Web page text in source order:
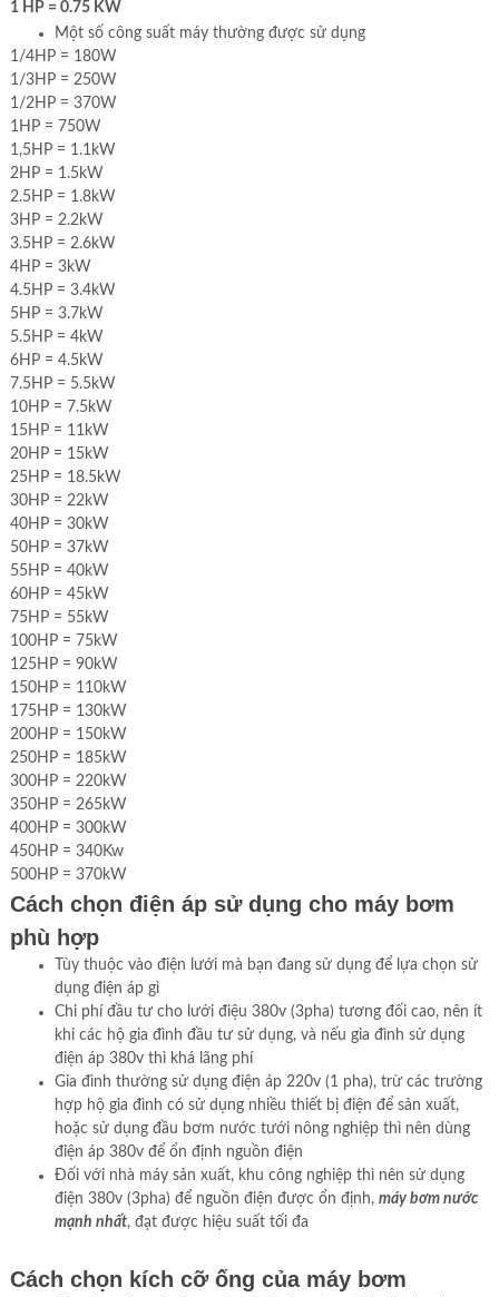
1 HP = 0.75 KW
Một số công suất máy thường được sử dụng
1/4HP = 180W
1/3HP = 250W
1/2HP = 370W
1HP = 750W
1,5HP = 1.1kW
2HP = 1.5kW
2.5HP = 1.8kW
3HP = 2.2kW
3.5HP = 2.6kW
4HP = 3kW
4.5HP = 3.4kW
5HP = 3.7kW
5.5HP = 4kW
6HP = 4.5kW
7.5HP = 5.5kW
10HP = 7.5kW
15HP = 11kW
20HP = 15kW
25HP = 18.5kW
30HP = 22kW
40HP = 30kW
50HP = 37kW
55HP = 40kW
60HP = 45kW
75HP = 55kW
100HP = 75kW
125HP = 90kW
150HP = 110kW
175HP = 130kW
200HP = 150kW
250HP = 185kW
300HP = 220kW
350HP = 265kW
400HP = 300kW
450HP = 340Kw
500HP = 370kW
Cách chọn điện áp sử dụng cho máy bơm
phù hợp
Tùy thuộc vào điện lưới mà bạn đang sử dụng để lựa chọn sử
dụng điện áp gì
Chi phí đầu tư cho lưới điệu 380v (3pha) tương đối cao, nên ít
khi các hộ gia đình đầu tư sử dụng, và nếu gia đình sử dụng
điện áp 380v thì khá lãng phí
Gia đình thường sử dụng điện áp 220v (1 pha), trừ các trường
hợp hộ gia đình có sử dụng nhiều thiết bị điện để sản xuất,
hoặc sử dụng đầu bơm nước tưới nông nghiệp thì nên dùng
điện áp 380v để ổn định nguồn điện
Đối với nhà máy sản xuất, khu công nghiệp thì nên sử dụng
điện 380v (3pha) để nguồn điện được ổn định, máy bơm nước
mạnh nhất, đạt được hiệu suất tối đa
Cách chọn kích cỡ ống của máy bơm